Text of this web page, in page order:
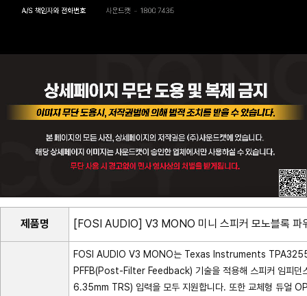
제품명 [FOSI AUDIO] V3 MONO 미니 스피커 모노블록 파
FOSI AUDIO V3 MONO는 Texas Instruments TPA3255
PFFB(Post-Filter Feedback) 기술을 적용해 스피커 임피던
6.35mm TRS) 입력을 모두 지원합니다. 또한 교체형 듀얼